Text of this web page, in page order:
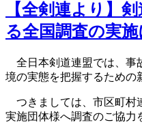
【全剣連より】
る全国調査の実
全日本剣道連盟では、事
境の実態を把握するための
つきましては、市区町村
実施団体様へ調査のご協力